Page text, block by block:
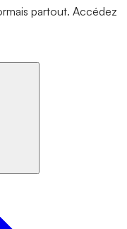
partout. Accédez